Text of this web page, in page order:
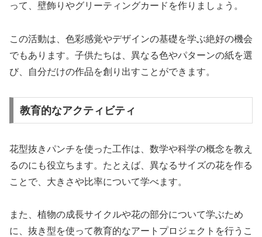
って、壁飾りやグリーティングカードを作りましょう。
この活動は、色彩感覚やデザインの基礎を学ぶ絶好の機会
でもあります。子供たちは、異なる色やパターンの紙を選
び、自分だけの作品を創り出すことができます。
教育的なアクティビティ
花型抜きパンチを使った工作は、数学や科学の概念を教え
るのにも役立ちます。たとえば、異なるサイズの花を作る
ことで、大きさや比率について学べます。
また、植物の成長サイクルや花の部分について学ぶため
に、抜き型を使って教育的なアートプロジェクトを行うこ